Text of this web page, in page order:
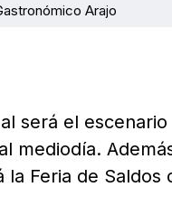
Arajo
será el
mediodía.
Feria de Saldos